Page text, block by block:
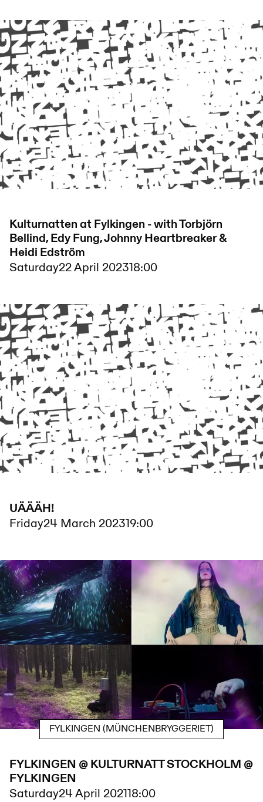
Kulturnatten at Fylkingen - with Torbjörn
Bellind, Edy Fung, Johnny Heartbreaker &
Heidi Edström
Saturday22 April 202318:00
UÄÄÄH!
Friday24 March 202319:00
FYLKINGEN (MÜNCHENBRYGGERIET)
FYLKINGEN @ KULTURNATT STOCKHOLM @
FYLKINGEN
Saturday24 April 202118:00